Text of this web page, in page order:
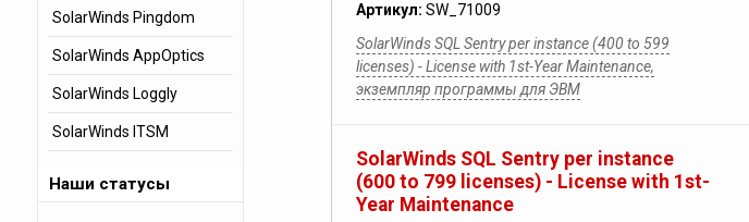
Артикул: SW_71009
SolarWinds SQL Sentry per instance (400 to 599
licenses) - License with 1st-Year Maintenance,
экземпляр программы для ЭВМ
SolarWinds SQL Sentry per instance
(600 to 799 licenses) - License with 1st-
Year Maintenance
SolarWinds Pingdom
SolarWinds AppOptics
SolarWinds Loggly
SolarWinds ITSM
Наши статусы